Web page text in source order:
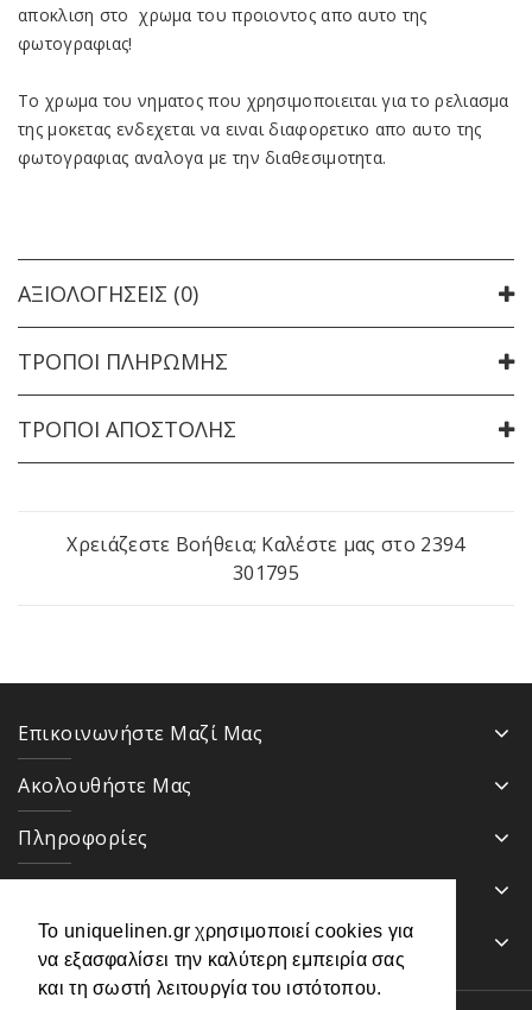
Το uniquelinen.gr χρησιμοποιεί cookies για
να εξασφαλίσει την καλύτερη εμπειρία σας
και τη σωστή λειτουργία του ιστότοπου.
αποκλιση στο χρωμα του προιοντος απο αυτο της
φωτογραφιας!
Το χρωμα του νηματος που χρησιμοποιειται για το ρελιασμα
της μοκετας ενδεχεται να ειναι διαφορετικο απο αυτο της
φωτογραφιας αναλογα με την διαθεσιμοτητα.
ΑΞΙΟΛΟΓΉΣΕΙΣ (0)
ΤΡΌΠΟΙ ΠΛΗΡΩΜΉΣ
ΤΡΌΠΟΙ ΑΠΟΣΤΟΛΉΣ
Χρειάζεστε Βοήθεια; Καλέστε μας στο 2394
301795
Επικοινωνήστε Μαζί Μας
Ακολουθήστε Μας
Πληροφορίες
Ενημερωτικό Δελτίο